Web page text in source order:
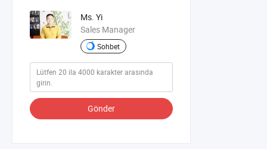
Ms. Yi
Sales Manager
Sohbet
Gönder